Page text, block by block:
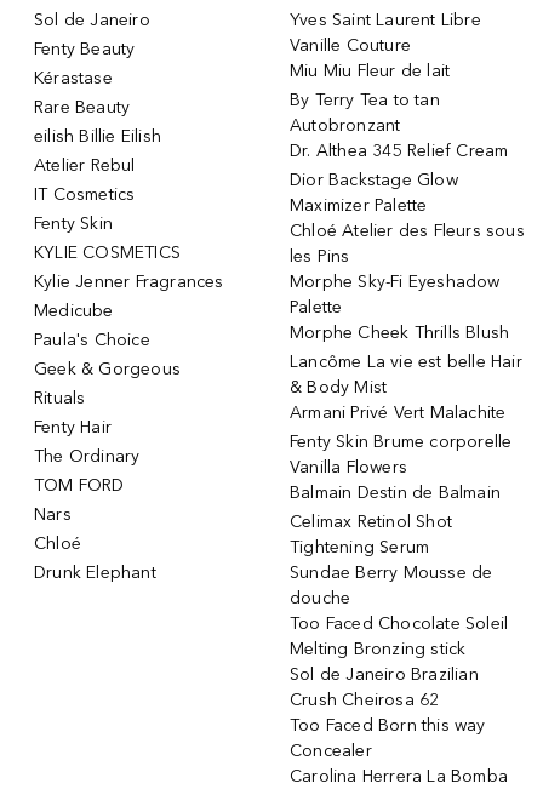
Sol de Janeiro
Fenty Beauty
Kérastase
Rare Beauty
eilish Billie Eilish
Atelier Rebul
IT Cosmetics
Fenty Skin
KYLIE COSMETICS
Kylie Jenner Fragrances
Medicube
Paula's Choice
Geek & Gorgeous
Rituals
Fenty Hair
The Ordinary
TOM FORD
Nars
Chloé
Drunk Elephant
Yves Saint Laurent Libre
Vanille Couture
Miu Miu Fleur de lait
By Terry Tea to tan
Autobronzant
Dr. Althea 345 Relief Cream
Dior Backstage Glow
Maximizer Palette
Chloé Atelier des Fleurs sous
les Pins
Morphe Sky-Fi Eyeshadow
Palette
Morphe Cheek Thrills Blush
Lancôme La vie est belle Hair
& Body Mist
Armani Privé Vert Malachite
Fenty Skin Brume corporelle
Vanilla Flowers
Balmain Destin de Balmain
Celimax Retinol Shot
Tightening Serum
Sundae Berry Mousse de
douche
Too Faced Chocolate Soleil
Melting Bronzing stick
Sol de Janeiro Brazilian
Crush Cheirosa 62
Too Faced Born this way
Concealer
Carolina Herrera La Bomba